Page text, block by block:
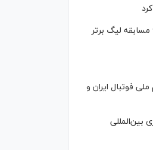
اعلام ورزشگاه محل برگزاری ۶ مسابقه لیگ برتر
فوتبال ایران و
بین‌المللی